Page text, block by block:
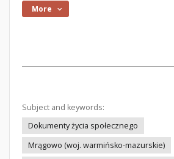
More
Subject and keywords:
Dokumenty życia społecznego
Mrągowo (woj. warmińsko-mazurskie)